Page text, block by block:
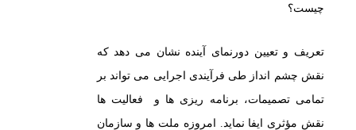
چیست؟
تعریف و تعیین دورنمای آینده نشان می دهد که
نقش چشم انداز طی فرآیندی اجرایی می تواند بر
تمامی تصمیمات، برنامه ریزی ها و فعالیت ها
نقش مؤثری ایفا نماید. امروزه ملت ها و سازمان